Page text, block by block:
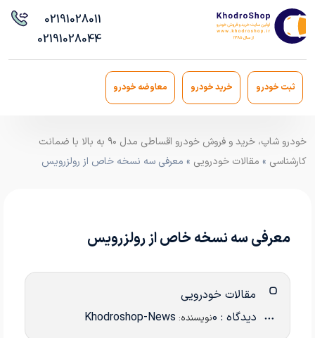
02191028011
02191028044
ثبت خودرو خرید خودرو معاوضه خودرو
خودرو شاپ، خرید و فروش خودرو اقساطی مدل ۹۰ به بالا با ضمانت
کارشناسی » مقالات خودرویی » معرفی سه نسخه خاص از رولزرویس
معرفی سه نسخه خاص از رولزرویس
مقالات خودرویی
دیدگاه : 0 نویسنده: Khodroshop-News